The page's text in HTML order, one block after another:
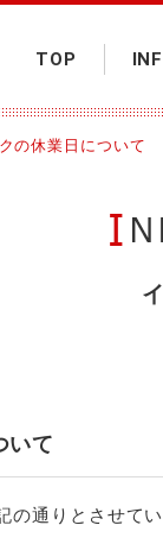
TOP
の休業日について
いて
の通りとさせて